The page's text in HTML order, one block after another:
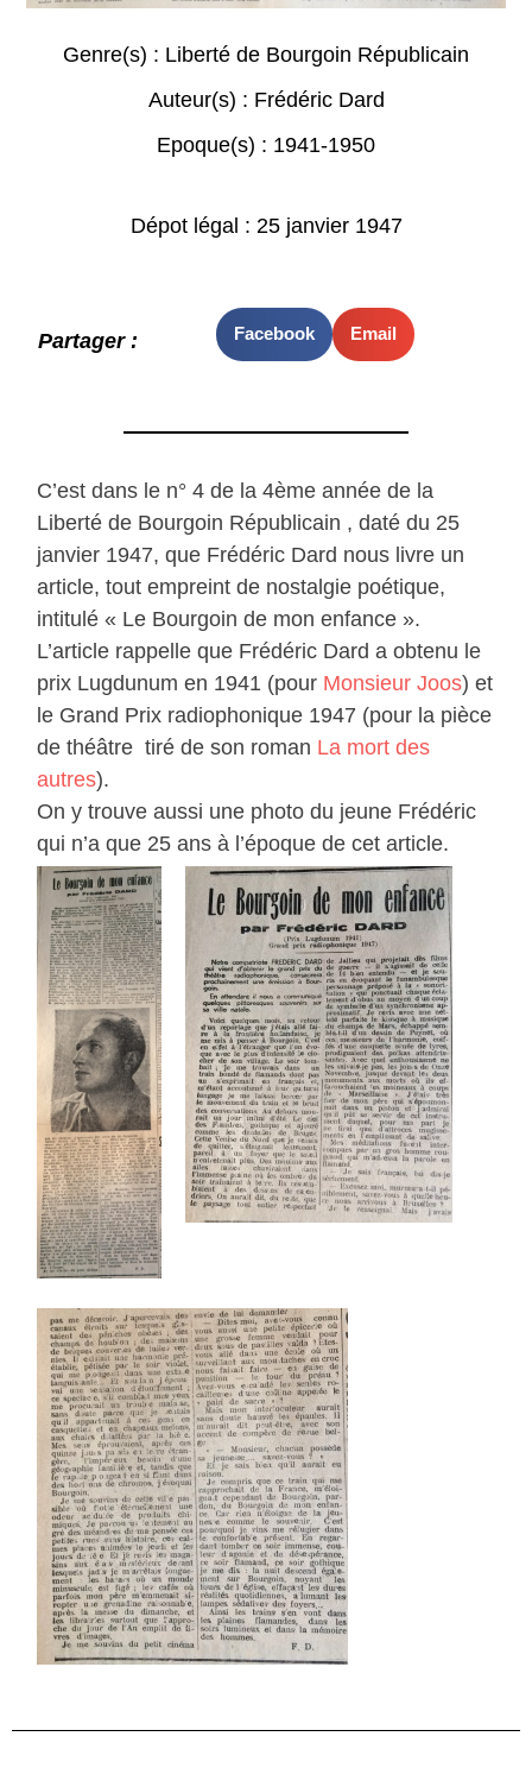
Genre(s) : Liberté de Bourgoin Républicain
Auteur(s) : Frédéric Dard
Epoque(s) : 1941-1950
Dépot légal : 25 janvier 1947
Partager : Facebook Email
C’est dans le n° 4 de la 4ème année de la
Liberté de Bourgoin Républicain , daté du 25
janvier 1947, que Frédéric Dard nous livre un
article, tout empreint de nostalgie poétique,
intitulé « Le Bourgoin de mon enfance ».
L’article rappelle que Frédéric Dard a obtenu le
prix Lugdunum en 1941 (pour Monsieur Joos) et
le Grand Prix radiophonique 1947 (pour la pièce
de théâtre tiré de son roman La mort des
autres).
On y trouve aussi une photo du jeune Frédéric
qui n’a que 25 ans à l’époque de cet article.